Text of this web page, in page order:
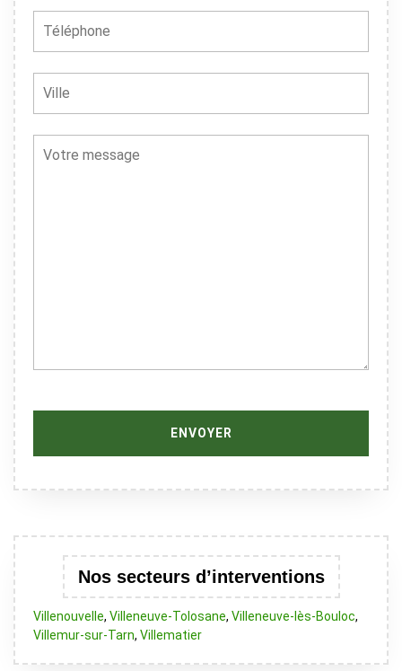
Nos secteurs d’interventions
Villenouvelle, Villeneuve-Tolosane, Villeneuve-lès-Bouloc,
Villemur-sur-Tarn, Villematier